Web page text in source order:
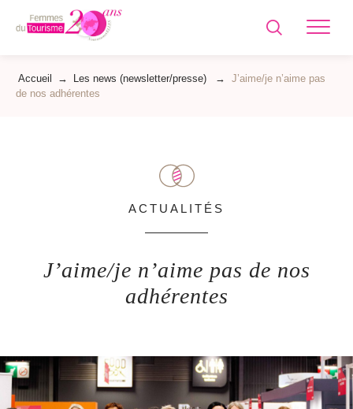
Accueil → Les news (newsletter/presse) → J’aime/je n’aime pas
de nos adhérentes
ACTUALITÉS
J’aime/je n’aime pas de nos
adhérentes